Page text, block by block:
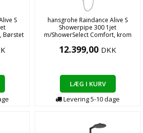
S
Børstet
hansgrohe Raindance Alive S
Showerpipe 300 1jet
m/ShowerSelect Comfort, krom
12.399,00 DKK
LÆG I KURV
Levering5-10dage